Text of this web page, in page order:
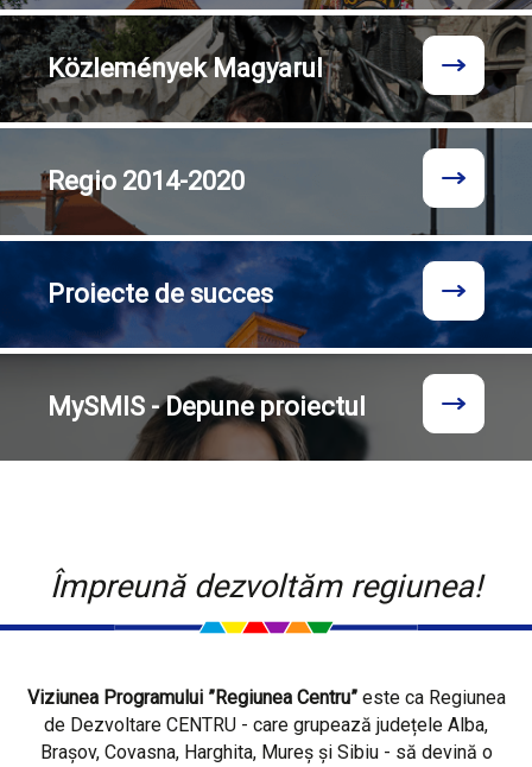
KözleményekMagyarul
Regio 2014-2020
Proiecte de succes
MySMIS - Depune proiectul
Împreună dezvoltăm regiunea!
Viziunea Programului ”Regiunea Centru”este ca Regiunea
de Dezvoltare CENTRU - care grupează județele Alba,
Brașov, Covasna, Harghita, Mureș și Sibiu - să devină o